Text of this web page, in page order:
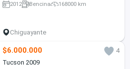
2012 Bencina 168000 km
Chiguayante
$6.000.000
4
Tucson 2009